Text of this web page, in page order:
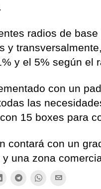
radios de
y
y el 5% según el
con un
las
15 boxes para
contará con un
una zona